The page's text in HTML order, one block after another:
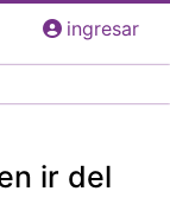
ingresar
ir del